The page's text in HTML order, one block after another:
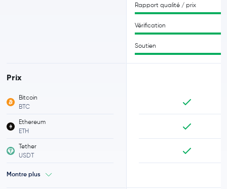
Prix
Bitcoin
BTC
Ethereum
ETH
Tether
USDT
Montre plus
Rapport qualité / prix
Vérification
Soutien